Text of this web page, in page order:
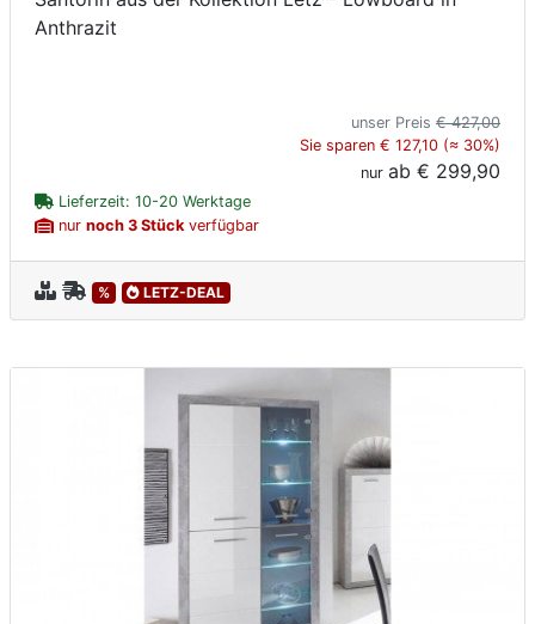
Anthrazit
unser Preis € 427,00
Sie sparen € 127,10 (≈ 30%)
nur ab € 299,90
Lieferzeit: 10-20 Werktage
nur noch 3 Stückverfügbar
% LETZ-DEAL